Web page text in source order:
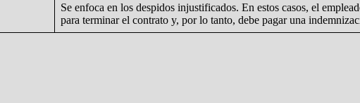
Se enfoca en los despidos injustificados. En estos casos, el
para terminar el contrato y, por lo tanto, debe pagar una